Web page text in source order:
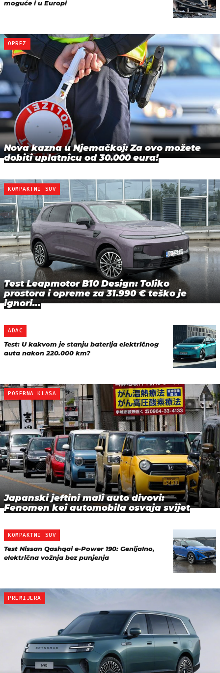
moguće i u Europi
OPREZ
Nova kazna u Njemačkoj: Za ovo možete
dobiti uplatnicu od 30.000 eura!
KOMPAKTNI SUV
Test Leapmotor B10 Design: Toliko
prostora i opreme za 31.990 € teško je
ignori…
ADAC
Test: U kakvom je stanju baterija električnog
auta nakon 220.000 km?
POSEBNA KLASA
Japanski jeftini mali auto divovi:
Fenomen kei automobila osvaja svijet
KOMPAKTNI SUV
Test Nissan Qashqai e-Power 190: Genijalno,
električna vožnja bez punjenja
PREMIJERA